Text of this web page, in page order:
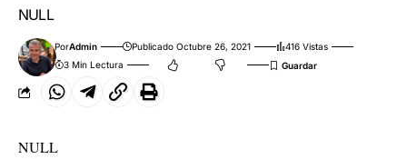
NULL
PorAdmin Publicado Octubre 26, 2021
416 Vistas
3 Min Lectura
NULL